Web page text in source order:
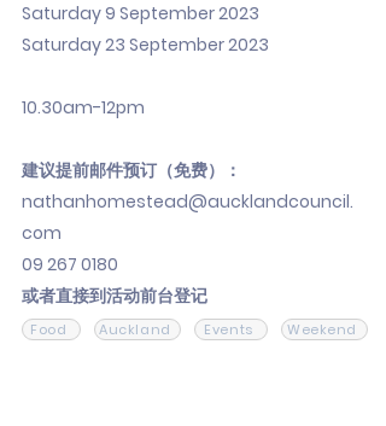
Saturday 9 September 2023
Saturday 23 September 2023
10.30am-12pm
建议提前邮件预订（免费）：
nathanhomestead@aucklandcouncil.
com
09 267 0180
或者直接到活动前台登记
Food Auckland Events Weekend